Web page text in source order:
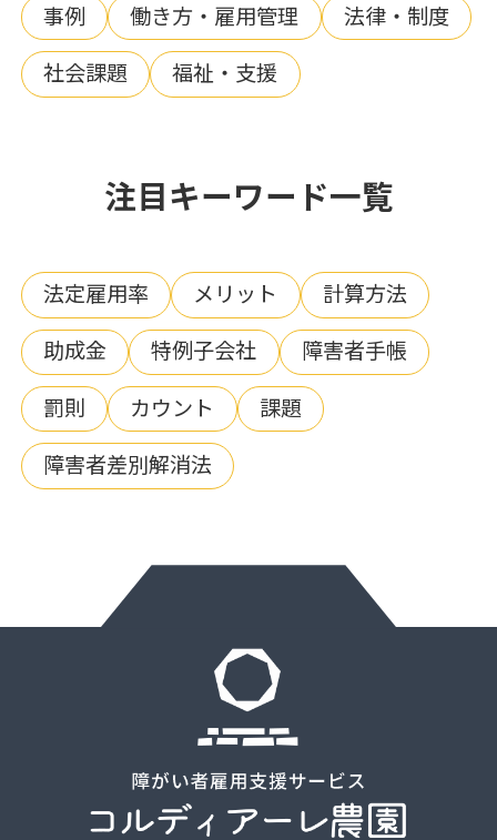
事例 働き方・雇用管理 法律・制度
社会課題 福祉・支援
注目キーワード一覧
法定雇用率 メリット 計算方法
助成金 特例子会社 障害者手帳
罰則 カウント 課題
障害者差別解消法